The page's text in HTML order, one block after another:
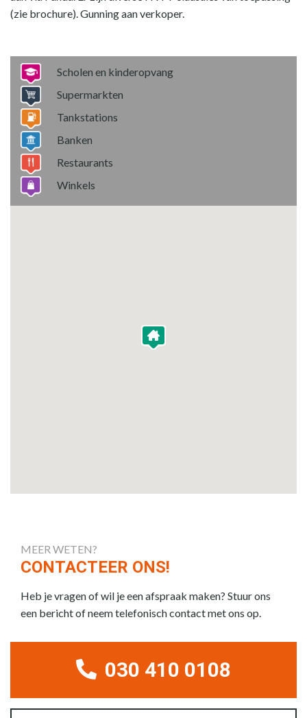
(zie brochure). Gunning aan verkoper.
Scholen en kinderopvang
Supermarkten
Tankstations
Banken
Restaurants
Winkels
MEER WETEN?
CONTACTEER ONS!
Heb je vragen of wil je een afspraak maken? Stuur ons
een bericht of neem telefonisch contact met ons op.
030 410 0108